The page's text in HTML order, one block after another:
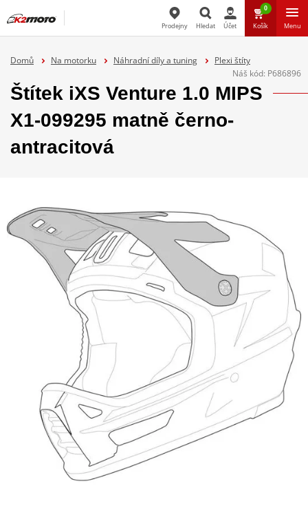
Prodejny Hledat Účet
0
Košík Menu
Domů Na motorku Náhradní díly a tuning
Plexi štíty
Náš kód: P686896
Štítek iXS Venture 1.0 MIPS
X1-099295 matně černo-
antracitová